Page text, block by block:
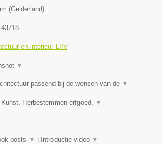
(Gelderland)
en interieur LIIV
▼
passend bij de wensen van de ▼
Herbestemmen erfgoed, ▼
posts ▼ Introductie video ▼